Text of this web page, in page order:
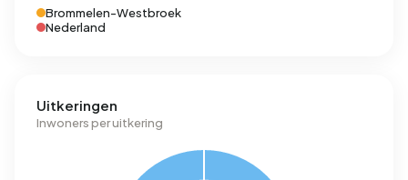
Brommelen-Westbroek
Nederland
Uitkeringen
Inwoners per uitkering